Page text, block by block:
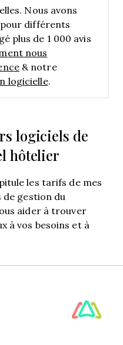
Nous avons
différents
plus de 1 000 avis
nous
& notre
logicielle.
logiciels de
hôtelier
les tarifs de mes
de gestion du
aider à trouver
à vos besoins et à